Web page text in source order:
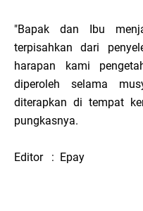
"Bapak dan Ibu
terpisahkan dari
harapan kami
diperoleh selama
diterapkan di tempat
pungkasnya.
Editor : Epay